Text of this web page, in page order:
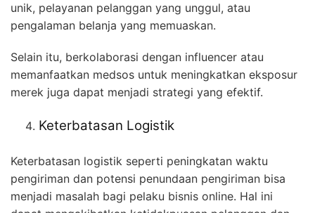
unik, pelayanan pelanggan yang unggul, atau
pengalaman belanja yang memuaskan.
Selain itu, berkolaborasi dengan influencer atau
memanfaatkan medsos untuk meningkatkan eksposur
merek juga dapat menjadi strategi yang efektif.
Keterbatasan Logistik
Keterbatasan logistik seperti peningkatan waktu
pengiriman dan potensi penundaan pengiriman bisa
menjadi masalah bagi pelaku bisnis online. Hal ini